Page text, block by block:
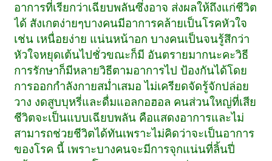
อาการที่เรียกว่าเฉียบพลันซึ่งอาจ ส่งผลให้ถึงแก่ชีวิต
ได้ สังเกตง่ายๆบางคนมีอาการคล้ายเป็นโรคหัวใจ
เช่น เหนื่อยง่าย แน่นหน้าอก บางคนเป็นจนรู้สึกว่า
หัวใจหยุดเต้นไปชั่วขณะก็มี อันตรายมากนะคะวิธี
การรักษาก็มีหลายวิธีตามอาการไป ป้องกันได้โดย
การออกกำลังกายสม่ำเสมอ ไม่เครียดจัดรู้จักปล่อย
วาง งดสูบบุหรี่และดื่มแอลกอฮอล คนส่วนใหญ่ที่เสีย
ชีวิตจะเป็นแบบเฉียบพลัน คือแสดงอาการและไม่
สามารถช่วยชีวิตได้ทันเพราะไม่คิดว่าจะเป็นอาการ
ของโรค นี้ เพราะบางคนจะมีการจุกแน่นที่ลิ้นปี่